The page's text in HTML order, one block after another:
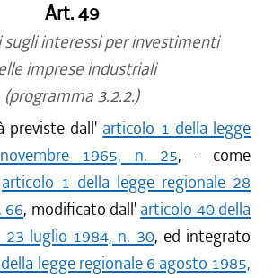
Art. 49
interessi per investimenti
imprese industriali
(programma 3.2.2.)
previste dall' articolo 1 della legge
1965, n. 25, - come
articolo 1 della legge regionale 28
66, modificato dall' articolo 40 della
23 luglio 1984, n. 30, ed integrato
legge regionale 6 agosto 1985,